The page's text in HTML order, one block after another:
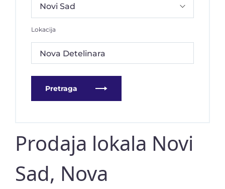
Lokacija
Nova Detelinara
Pretraga
Prodaja lokala Novi
Sad, Nova